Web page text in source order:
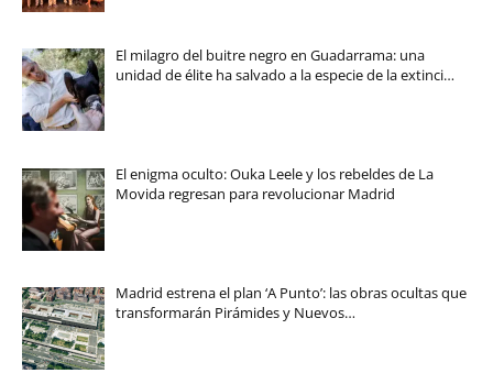
El milagro del buitre negro en Guadarrama: una
unidad de élite ha salvado a la especie de la extinci…
El enigma oculto: Ouka Leele y los rebeldes de La
Movida regresan para revolucionar Madrid
Madrid estrena el plan ‘A Punto’: las obras ocultas que
transformarán Pirámides y Nuevos…